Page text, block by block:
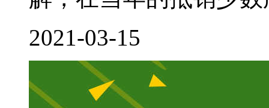
2021-03-15